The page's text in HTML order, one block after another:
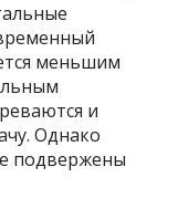
меньшим
и
Однако
подвержены